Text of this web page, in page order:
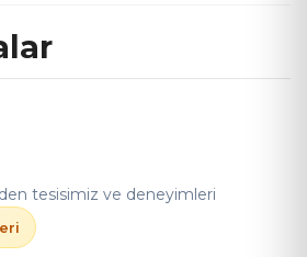
tesisimiz ve deneyimleri